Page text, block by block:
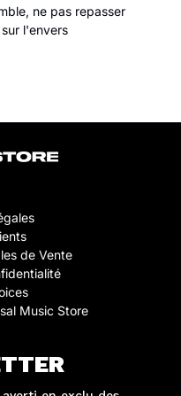
ne pas repasser
l'envers
de Vente
Music Store